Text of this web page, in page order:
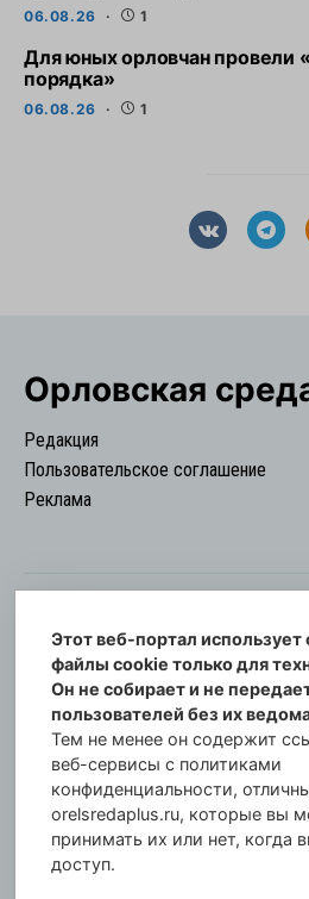
06.08.26 1
Для юных орловчан провели
порядка»
06.08.26 1
Орловская
Редакция
Пользовательское соглашение
Реклама
© Информационный
Орловская cреда-плюс,
Свидетельство о
00254 от 29 октября 2013 г.
Газета зарегистрирована
Федеральной службы по
информационных
коммуникаций по Орловской
Главный редактор: Татьяна
Этот веб-портал использует
файлы cookie только для
Он не собирает и не
пользователей без их
Тем не менее он содержит
веб-сервисы с политиками
конфиденциальности,
orelsredaplus.ru, которые вы
принимать их или нет, когда
доступ.